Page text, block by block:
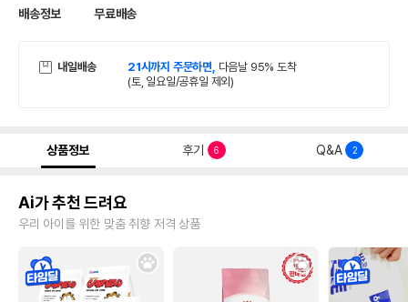
배송정보 무료배송
내일배송 21시까지 주문하면, 다음날 95% 도착
(토, 일요일/공휴일 제외)
상품정보 후기 6 Q&A 2
Ai가 추천 드려요
우리 아이를 위한 맞춤 취향 저격 상품